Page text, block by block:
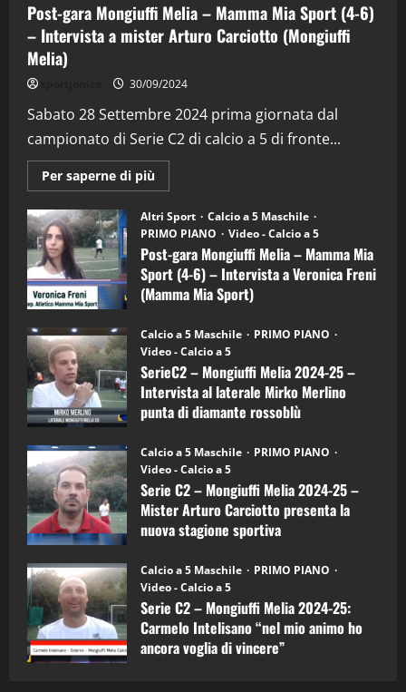
Post-gara Mongiuffi Melia – Mamma Mia Sport (4-6)
– Intervista a mister Arturo Carciotto (Mongiuffi
Melia)
30/09/2024
Sabato 28 Settembre 2024 prima giornata dal
campionato di Serie C2 di calcio a 5 di fronte...
Per saperne di più
informazioni
Post-
gara
Mongiuffi
Melia
–
Mamma
Mia
Sport
6)
–
Intervista
a
mister
Arturo
Carciotto
(Mongiuffi
Altri Sport
Calcio a 5 Maschile
PRIMO PIANO
Video - Calcio a 5
Post-gara Mongiuffi Melia – Mamma Mia
Sport (4-6) – Intervista a Veronica Freni
(Mamma Mia Sport)
Calcio a 5 Maschile
PRIMO PIANO
Video - Calcio a 5
SerieC2 – Mongiuffi Melia 2024-25 –
Intervista al laterale Mirko Merlino
punta di diamante rossoblù
Calcio a 5 Maschile
PRIMO PIANO
Video - Calcio a 5
Serie C2 – Mongiuffi Melia 2024-25 –
Mister Arturo Carciotto presenta la
nuova stagione sportiva
Calcio a 5 Maschile
PRIMO PIANO
Video - Calcio a 5
Serie C2 – Mongiuffi Melia 2024-25:
Carmelo Intelisano “nel mio animo ho
ancora voglia di vincere”
2
“SportEmpire” in Podcast: 29^ Puntata
(Martedi 28 Aprile 2026)
28/04/2026
3
"SportEmpire" in Podcast
“SportEmpire” in Podcast: 28^ Puntata
(Martedi 21 Aprile 2026)
21/04/2026
4
“SportEmpire” in Podcast: 27^ Puntata
(Martedi 14 Aprile 2026)
15/04/2026
5
“SportEmpire” in Podcast: 26^ Puntata
(Martedi 07 Aprile 2026)
08/04/2026
1
“SportEmpire” in Podcast: 30^ Puntata
(Martedi 05 Maggio 2026)
08/05/2026